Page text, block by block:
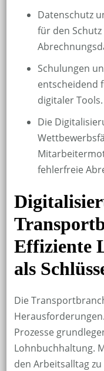
Datenschutz
für den
Schulungen
entscheidend
digitaler Tools.
Die
fehlerfreie
Effiziente
als
Die
Prozesse
Lohnbuchhaltung.
den Arbeitsalltag